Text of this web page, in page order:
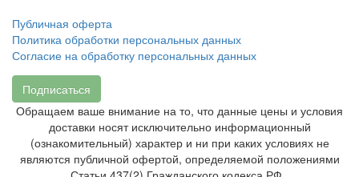
Публичная оферта
Политика обработки персональных данных
Согласие на обработку персональных данных
Подписаться
Обращаем ваше внимание на то, что данные цены и условия
доставки носят исключительно информационный
(ознакомительный) характер и ни при каких условиях не
являются публичной офертой, определяемой положениями